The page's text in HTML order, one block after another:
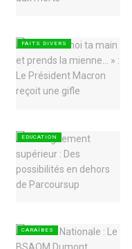
FAITS DIVERS
EDUCATION
CARAÏBES